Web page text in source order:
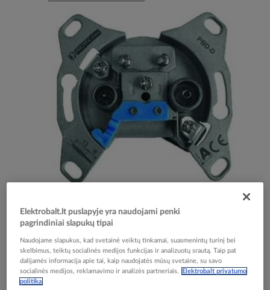
the
images
gallery
Lizdas p/t TV/FM tarpinis PBD-D Visata - PROTEC
Elektrobalt prekės kodas
EAN kodas
4016705108794
Gamintojo prekės kodas
Elektrobalt.lt puslapyje yra naudojami penki
pagrindiniai slapukų tipai
Naudojame slapukus, kad svetainė veiktų tinkamai, suasmenintų turinį bei
skelbimus, teiktų socialinės medijos funkcijas ir analizuotų srautą. Taip pat
dalijamės informacija apie tai, kaip naudojatės mūsų svetaine, su savo
socialinės medijos, reklamavimo ir analizės partneriais.
Elektrobalt privatumo
politika